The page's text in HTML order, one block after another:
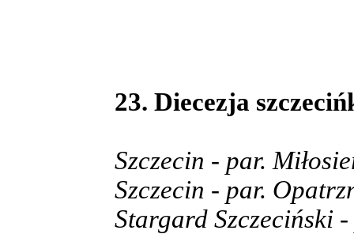
23. Diecezja
Szczecin - par.
Szczecin - par.
Stargard Szczeciński